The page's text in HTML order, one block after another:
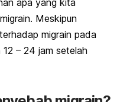
apa yang kita
Meskipun
migrain pada
12 – 24 jam setelah